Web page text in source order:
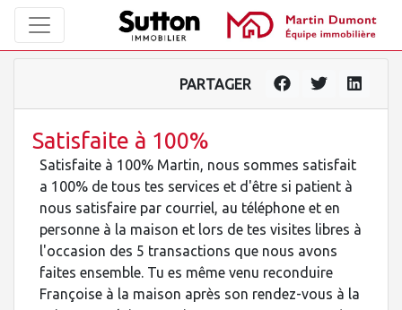
PARTAGER
Satisfaite à 100%
Satisfaite à 100% Martin, nous sommes satisfait
a 100% de tous tes services et d'être si patient à
nous satisfaire par courriel, au téléphone et en
personne à la maison et lors de tes visites libres à
l'occasion des 5 transactions que nous avons
faites ensemble. Tu es même venu reconduire
Françoise à la maison après son rendez-vous à la